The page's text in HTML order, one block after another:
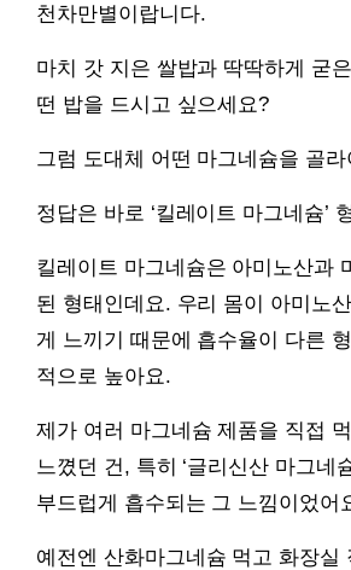
천차만별이랍니다.
마치 갓 지은 쌀밥과 딱딱하게 굳
떤 밥을 드시고 싶으세요?
그럼 도대체 어떤 마그네슘을 골
정답은 바로 ‘킬레이트 마그네슘’
킬레이트 마그네슘은 아미노산과
된 형태인데요. 우리 몸이 아미노
게 느끼기 때문에 흡수율이 다른
적으로 높아요.
제가 여러 마그네슘 제품을 직접
느꼈던 건, 특히 ‘글리신산 마그네
부드럽게 흡수되는 그 느낌이었어
예전엔 산화마그네슘 먹고 화장실